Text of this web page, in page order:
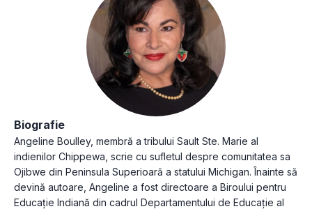
Biografie
Angeline Boulley, membră a tribului Sault Ste. Marie al
indienilor Chippewa, scrie cu sufletul despre comunitatea sa
Ojibwe din Peninsula Superioară a statului Michigan. Înainte să
devină autoare, Angeline a fost directoare a Biroului pentru
Educație Indiană din cadrul Departamentului de Educație al